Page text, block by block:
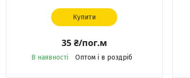
Купити
35 ₴/пог.м
В наявності Оптом і в роздріб